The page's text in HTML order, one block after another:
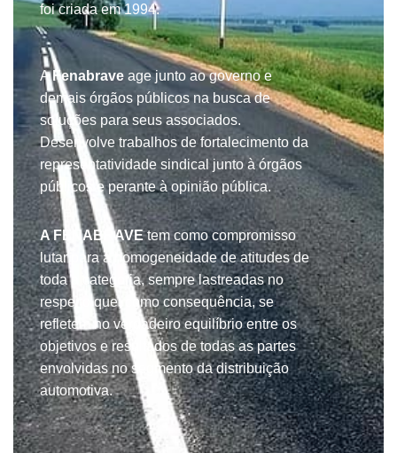
foi criada em 1994.
AFenabrave age junto ao governo e
demais órgãos públicos na busca de
soluções para seus associados.
Desenvolve trabalhos de fortalecimento da
representatividade sindical junto à órgãos
públicos e perante à opinião pública.
A FENABRAVEtem como compromisso
lutar para a homogeneidade de atitudes de
toda a categoria, sempre lastreadas no
respeito que, como consequência, se
refletem no verdadeiro equilíbrio entre os
objetivos e resultados de todas as partes
envolvidas no segmento da distribuição
automotiva.